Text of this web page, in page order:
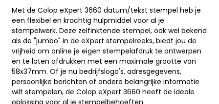
Met de Colop eXpert 3660 datum/tekst stempel heb je
een flexibel en krachtig hulpmiddel voor al je
stempelwerk. Deze zelfinktende stempel, ook wel bekend
als de "jumbo" in de eXpert stempelreeks, biedt jou de
vrijheid om online je eigen stempelafdruk te ontwerpen
en te laten afdrukken met een maximale grootte van
58x37mm. Of je nu bedrijfslogo's, adresgegevens,
persoonlijke berichten of andere belangrijke informatie
wilt stempelen, de Colop eXpert 3660 heeft de ideale
oplossing voor al je stempelbehoeften.